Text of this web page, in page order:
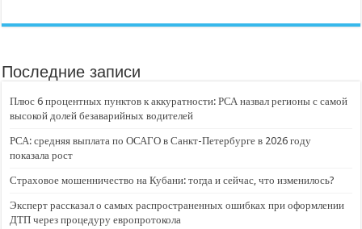
Последние записи
Плюс 6 процентных пунктов к аккуратности: РСА назвал регионы с самой
высокой долей безаварийных водителей
РСА: средняя выплата по ОСАГО в Санкт-Петербурге в 2026 году
показала рост
Страховое мошенничество на Кубани: тогда и сейчас, что изменилось?
Эксперт рассказал о самых распространенных ошибках при оформлении
ДТП через процедуру европротокола